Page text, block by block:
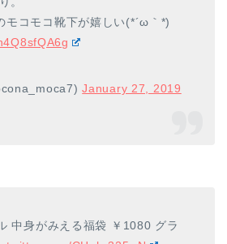
モコモコ靴下が嬉しい(*´ω｀*)
January 27, 2019
中身がみえる福袋 ￥1080 グラ